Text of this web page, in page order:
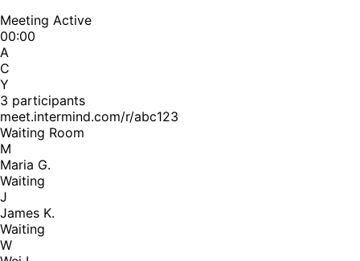
Meeting Active
00:00
A
C
Y
3 participants
meet.intermind.com/r/abc123
Waiting Room
M
Maria G.
Waiting
J
James K.
Waiting
W